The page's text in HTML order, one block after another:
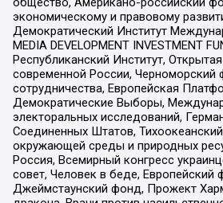
экономическому и правовому
Демократический Институт
MEDIA DEVELOPMENT INVESTMENT
Республиканский Институт,
современной России, Черноморский
сотрудничества, Европейская
Демократические Выборы,
электоральных исследований,
Соединенных Штатов,
окружающей среды и природных
Россия, Всемирный конгресс
совет, Человек в беде,
Джеймстаунский фонд, Прожект